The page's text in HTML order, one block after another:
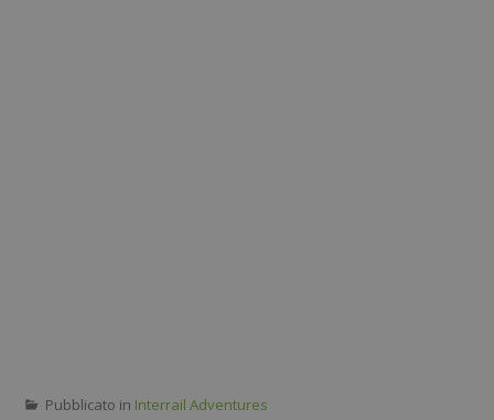
Pubblicato in Interrail Adventures